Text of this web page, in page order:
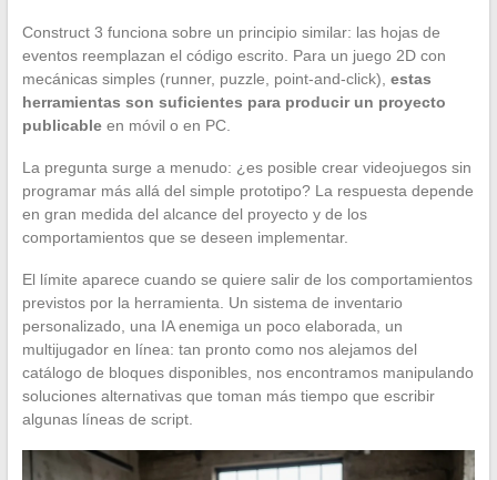
Construct 3 funciona sobre un principio similar: las hojas de
eventos reemplazan el código escrito. Para un juego 2D con
mecánicas simples (runner, puzzle, point-and-click), estas
herramientas son suficientes para producir un proyecto
publicableen móvil o en PC.
La pregunta surge a menudo: ¿es posible crear videojuegos sin
programar más allá del simple prototipo? La respuesta depende
en gran medida del alcance del proyecto y de los
comportamientos que se deseen implementar.
El límite aparece cuando se quiere salir de los comportamientos
previstos por la herramienta. Un sistema de inventario
personalizado, una IA enemiga un poco elaborada, un
multijugador en línea: tan pronto como nos alejamos del
catálogo de bloques disponibles, nos encontramos manipulando
soluciones alternativas que toman más tiempo que escribir
algunas líneas de script.